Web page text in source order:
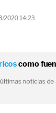
2020 14:23
como
noticias de